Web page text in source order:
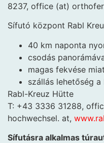
8237, office (at)
Sífutó központ Rabl
40 km naponta
csodás
magas fekvése
szállás lehetőség
Rabl-Kreuz Hütte
T: +43 3336 31288,
hochwechsel. at,
Sífutásra alkalmas